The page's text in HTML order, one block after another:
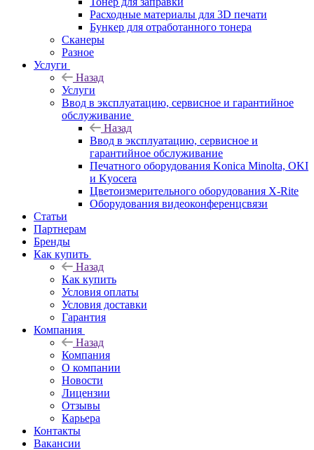
Расходные материалы для 3D печати
Бункер для отработанного тонера
Сканеры
Разное
Услуги
Назад
Услуги
Ввод в эксплуатацию, сервисное и гарантийное
обслуживание
Назад
Ввод в эксплуатацию, сервисное и
гарантийное обслуживание
Печатного оборудования Konica Minolta, OKI
и Kyocera
Цветоизмерительного оборудования X-Rite
Оборудования видеоконференцсвязи
Статьи
Партнерам
Бренды
Как купить
Назад
Как купить
Условия оплаты
Условия доставки
Гарантия
Компания
Назад
Компания
О компании
Новости
Лицензии
Отзывы
Карьера
Контакты
Вакансии